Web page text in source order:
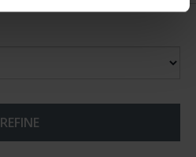
REFINE